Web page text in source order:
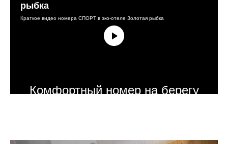
Комфортный номер на берегу
рыбка
Краткое видео номера СПОРТ в эко-отеле Золотая рыбка